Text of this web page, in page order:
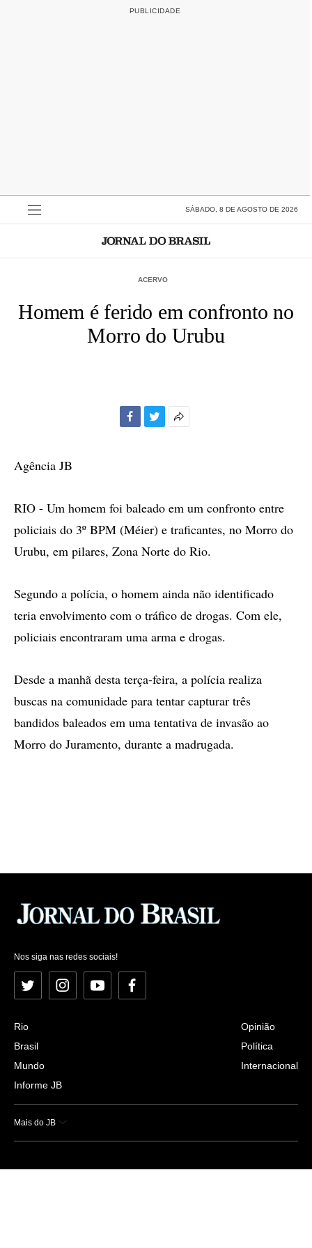
SÁBADO, 8 DE AGOSTO DE 2026
ACERVO
Homem é ferido em confronto no
Morro do Urubu
Agência JB
RIO - Um homem foi baleado em um confronto entre
policiais do 3º BPM (Méier) e traficantes, no Morro do
Urubu, em pilares, Zona Norte do Rio.
Segundo a polícia, o homem ainda não identificado
teria envolvimento com o tráfico de drogas. Com ele,
policiais encontraram uma arma e drogas.
Desde a manhã desta terça-feira, a polícia realiza
buscas na comunidade para tentar capturar três
bandidos baleados em uma tentativa de invasão ao
Morro do Juramento, durante a madrugada.
Nos siga nas redes sociais!
Twitter InstagramYouTubeFacebook
Rio
Brasil
Mundo
Informe JB
Opinião
Política
Internacional
Mais do JB
Esportes